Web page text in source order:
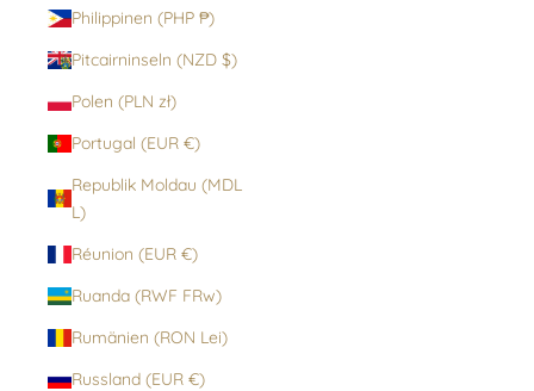
Philippinen (PHP ₱)
Pitcairninseln (NZD $)
Polen (PLN zł)
Portugal (EUR €)
Republik Moldau (MDL
L)
Réunion (EUR €)
Ruanda (RWF FRw)
Rumänien (RON Lei)
Russland (EUR €)